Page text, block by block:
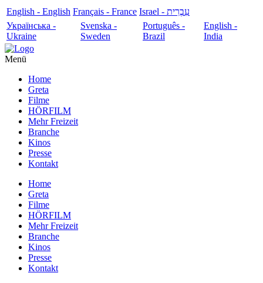
English - English Français - France
עִבְרִית - Israel
Українська -
Ukraine
Svenska -
Sweden
Português -
Brazil
English -
India
Menü
Home
Greta
Filme
HÖRFILM
Mehr Freizeit
Branche
Kinos
Presse
Kontakt
Home
Greta
Filme
HÖRFILM
Mehr Freizeit
Branche
Kinos
Presse
Kontakt